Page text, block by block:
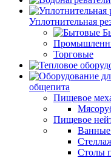
Уплотнительная
Торговые
общепита
Пищевое
Пищевое
Столы